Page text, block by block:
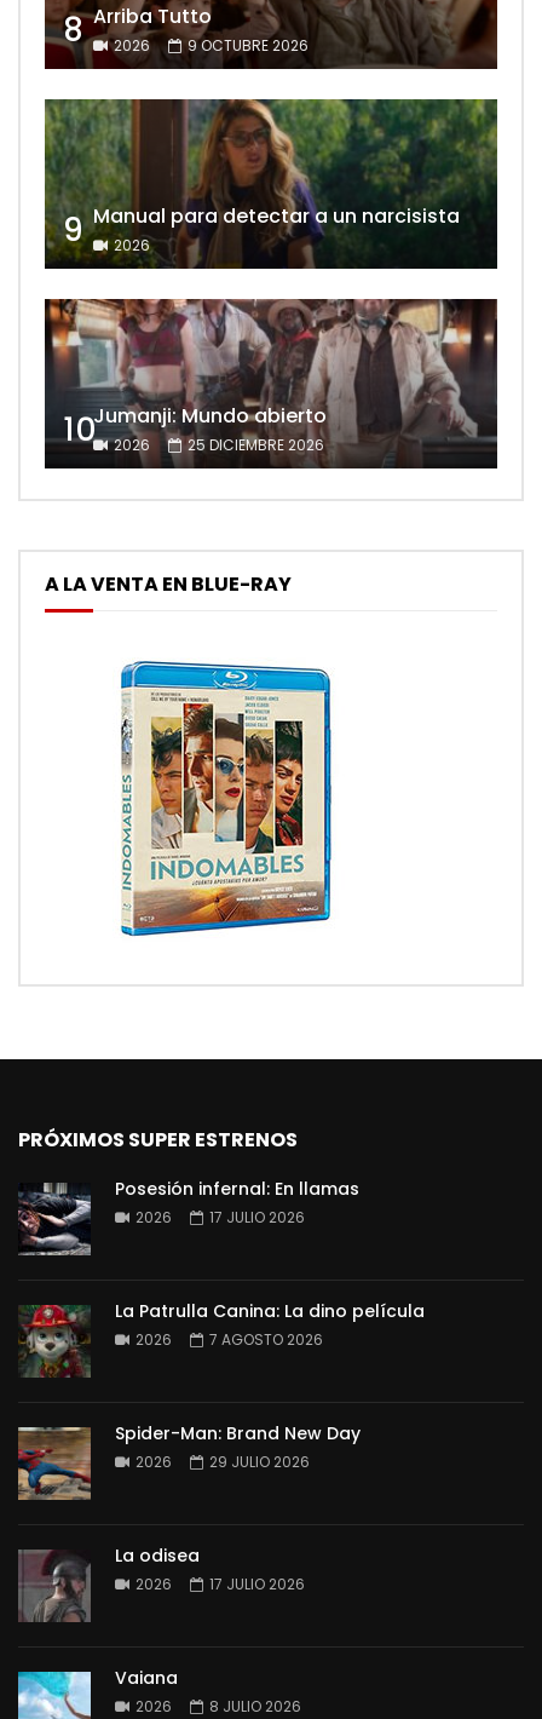
8 Arriba Tutto
2026 9 OCTUBRE 2026
9 Manual para detectar a un narcisista
2026
10Jumanji: Mundo abierto
2026 25 DICIEMBRE 2026
A LA VENTA EN BLUE-RAY
PRÓXIMOS SUPER ESTRENOS
Posesión infernal: En llamas
2026 17 JULIO 2026
La Patrulla Canina: La dino película
2026 7 AGOSTO 2026
Spider-Man: Brand New Day
2026 29 JULIO 2026
La odisea
2026 17 JULIO 2026
Vaiana
2026 8 JULIO 2026